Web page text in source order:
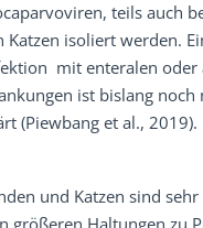
teils auch
isoliert werden.
mit enteralen oder
ist bislang noch
(Piewbang et al., 2019).
und Katzen sind sehr
größeren Haltungen zu